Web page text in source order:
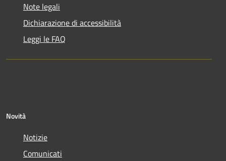
Note legali
Dichiarazione di accessibilità
Leggi le FAQ
Novità
Notizie
Comunicati